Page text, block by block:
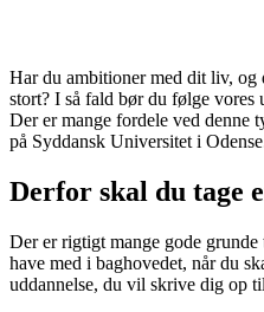
Har du ambitioner med dit liv,
stort? I så fald bør du følge vores
Der er mange fordele ved denne
på Syddansk Universitet i
Derfor skal du tage
Der er rigtigt mange gode grunde
have med i baghovedet, når du
uddannelse, du vil skrive dig op